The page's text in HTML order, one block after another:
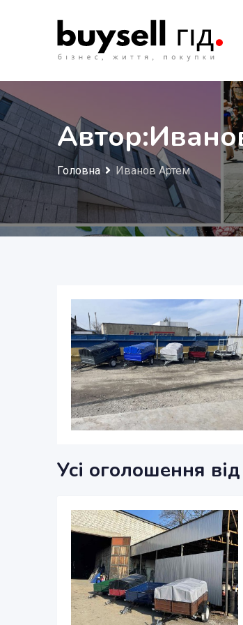
Головна Иванов Артем
Усі оголошення